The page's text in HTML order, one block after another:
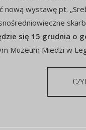
nową wystawę pt.
się 15 grudnia o
Muzeum Miedzi w